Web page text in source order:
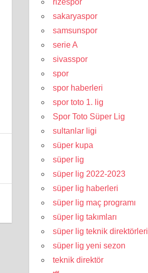
sakaryaspor
samsunspor
serie A
sivasspor
spor
spor haberleri
spor toto 1. lig
Spor Toto Süper Lig
sultanlar ligi
süper kupa
süper lig
süper lig 2022-2023
süper lig haberleri
süper lig maç programı
süper lig takımları
süper lig teknik direktörleri
süper lig yeni sezon
teknik direktör